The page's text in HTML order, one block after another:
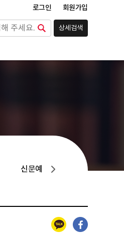
로그인 회원가입
검색 상세검색
신문예
카카오톡 페이스북